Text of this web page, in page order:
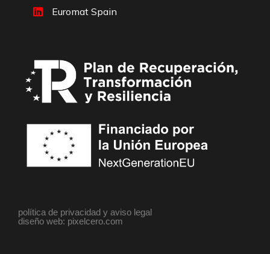
Euromat Spain
política de privacidad y aviso legal
diseño web: pixelcero.com